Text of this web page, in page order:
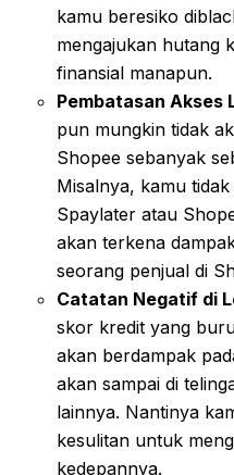
kamu beresiko
mengajukan hutang
finansial manapun.
Pembatasan Akses
pun mungkin tidak
Shopee sebanyak
Misalnya, kamu
Spaylater atau
akan terkena
seorang penjual di
Catatan Negatif di
skor kredit yang
akan berdampak
akan sampai di
lainnya. Nantinya
kesulitan untuk
kedepannya.